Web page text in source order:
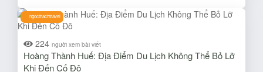
ngocthachtravel
224 người xem bài viết
Hoàng Thành Huế: Địa Điểm Du Lịch Không Thể Bỏ Lỡ
Khi Đến Cố Đô